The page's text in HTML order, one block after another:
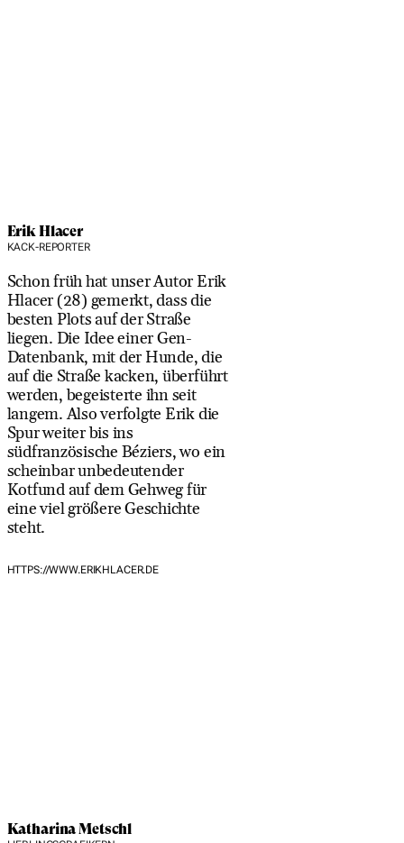
Erik Hlacer
KACK-REPORTER
Schon früh hat unser Autor Erik
Hlacer (28) gemerkt, dass die
besten Plots auf der Straße
liegen. Die Idee einer Gen-
Datenbank, mit der Hunde, die
auf die Straße kacken, überführt
werden, begeisterte ihn seit
langem. Also verfolgte Erik die
Spur weiter bis ins
südfranzösische Béziers, wo ein
scheinbar unbedeutender
Kotfund auf dem Gehweg für
eine viel größere Geschichte
steht.
HTTPS://WWW.ERIKHLACER.DE
Katharina Metschl